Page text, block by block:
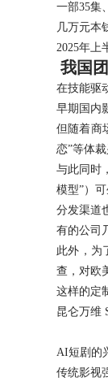
一部35集
几万元本
2025年上
我国
在技能驱
早期国内
但随着商
恋”等体
与此同时
模型”）
分发渠道
有的公司
此外，为
查，对欧
这样的定
昆仑万维
AI短剧的
传统影视